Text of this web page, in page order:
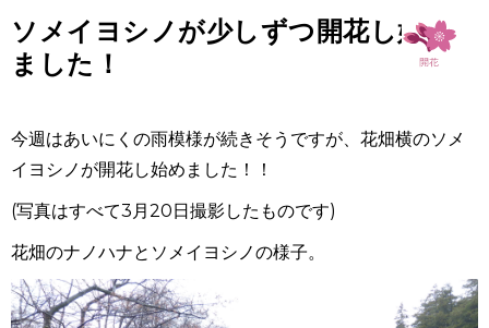
ソメイヨシノが少しずつ開花し始め
ました！
今週はあいにくの雨模様が続きそうですが、花畑横のソメ
イヨシノが開花し始めました！！
(写真はすべて3月20日撮影したものです)
花畑のナノハナとソメイヨシノの様子。